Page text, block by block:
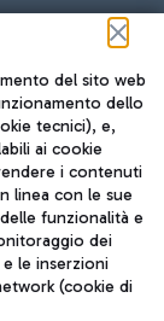
del sito web
dello
tecnici), e,
ai cookie
i contenuti
linea con le sue
funzionalità e
dei
le inserzioni
(cookie di